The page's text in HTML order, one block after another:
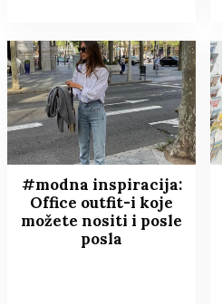
#modna inspiracija:
Office outfit-i koje
možete nositi i posle
posla